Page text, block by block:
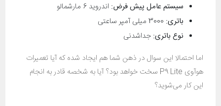
سیستم عامل پیش فرض: اندروید 6 مارشمالو
باتری: 3000 میلی آمپر ساعتی
نوع باتری:جداشدنی
اما احتمالا این سوال در ذهن شما هم ایجاد شده که آیا تعمیرات
هوآوی P9 Lite سخت خواهد بود؟ آیا به شخصه قادر به انجام
این کار می‌شوید؟